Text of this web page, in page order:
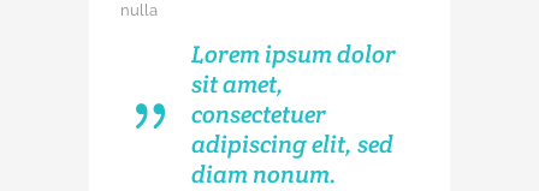
nulla
Lorem ipsum dolor
sit amet,
consectetuer
adipiscing elit, sed
diam nonum.